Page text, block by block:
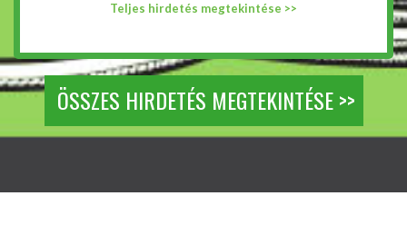
Teljes hirdetés megtekintése >>
ÖSSZES HIRDETÉS MEGTEKINTÉSE >>